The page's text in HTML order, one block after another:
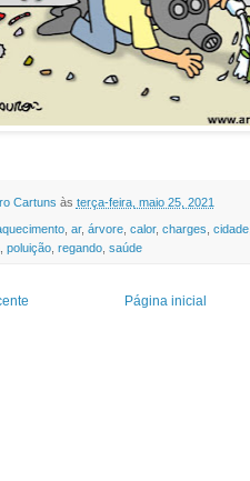
Cartuns às terça-feira, maio 25, 2021
, ar, árvore, calor, charges cidade,
poluição, regando, saúde
Página inicial